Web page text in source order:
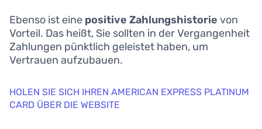
Ebenso ist eine positive Zahlungshistorie von
Vorteil. Das heißt, Sie sollten in der Vergangenheit
Zahlungen pünktlich geleistet haben, um
Vertrauen aufzubauen.
HOLEN SIE SICH IHREN AMERICAN EXPRESS PLATINUM
CARD ÜBER DIE WEBSITE